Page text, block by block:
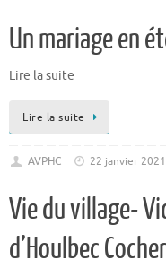
Un mariage en
Lire la suite
Lire la suite
AVPHC 22 janvier 2021
Vie du village-
d’Houlbec